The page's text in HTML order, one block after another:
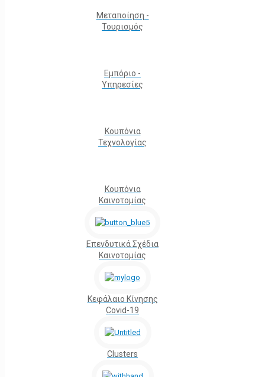
Μεταποίηση -
Τουρισμός
Εμπόριο -
Υπηρεσίες
Κουπόνια
Τεχνολογίας
Κουπόνια
Καινοτομίας
Επενδυτικά Σχέδια
Καινοτομίας
Κεφάλαιο Κίνησης
Covid-19
Clusters